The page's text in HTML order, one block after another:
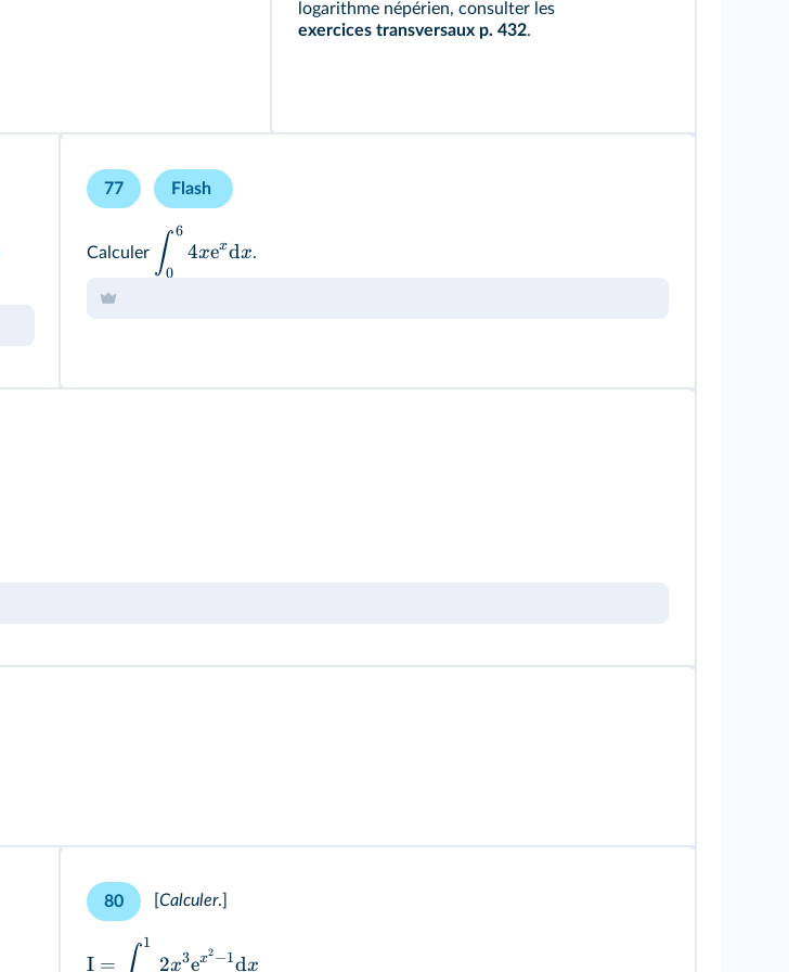
logarithme népérien, consulter les
exercices transversaux p. 432.
77 Flash
Calculer ∫0
6
4xexdx.
80 Calculer.
I =
1
2x3ex2 −1dx